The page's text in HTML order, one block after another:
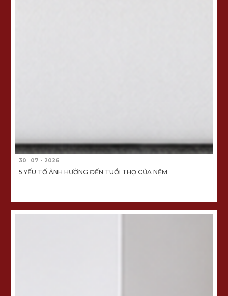
30 07 - 2026
5 YẾU TỐ ẢNH HƯỞNG ĐẾN TUỔI THỌ CỦA NỆM